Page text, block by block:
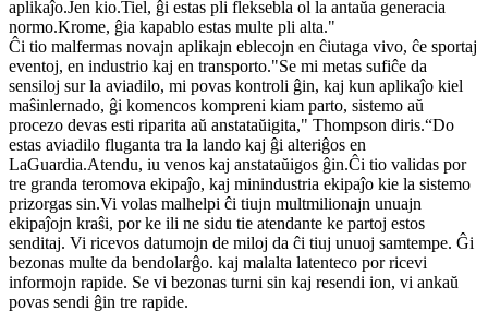
aplikaĵo.Jen kio.Tiel, ĝi estas pli fleksebla ol la antaŭa generacia
normo.Krome, ĝia kapablo estas multe pli alta."
Ĉi tio malfermas novajn aplikajn eblecojn en ĉiutaga vivo, ĉe sportaj
eventoj, en industrio kaj en transporto."Se mi metas sufiĉe da
sensiloj sur la aviadilo, mi povas kontroli ĝin, kaj kun aplikaĵo kiel
maŝinlernado, ĝi komencos kompreni kiam parto, sistemo aŭ
procezo devas esti riparita aŭ anstataŭigita," Thompson diris.“Do
estas aviadilo fluganta tra la lando kaj ĝi alteriĝos en
LaGuardia.Atendu, iu venos kaj anstataŭigos ĝin.Ĉi tio validas por
tre granda teromova ekipaĵo, kaj minindustria ekipaĵo kie la sistemo
prizorgas sin.Vi volas malhelpi ĉi tiujn multmilionajn unuajn
ekipaĵojn kraŝi, por ke ili ne sidu tie atendante ke partoj estos
senditaj. Vi ricevos datumojn de miloj da ĉi tiuj unuoj samtempe. Ĝi
bezonas multe da bendolarĝo. kaj malalta latenteco por ricevi
informojn rapide. Se vi bezonas turni sin kaj resendi ion, vi ankaŭ
povas sendi ĝin tre rapide.